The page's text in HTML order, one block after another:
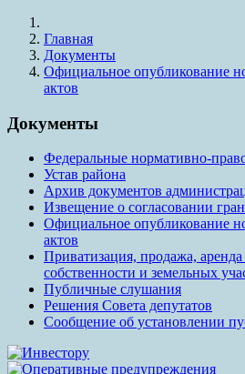
Главная
Документы
Официальное опубликование
актов
Документы
Федеральные нормативно-
Устав района
Архив документов
Извещение о согласовании
Официальное опубликование
актов
Приватизация, продажа,
собственности и земельных
Публичные слушания
Решения Совета депутатов
Сообщение об установлении